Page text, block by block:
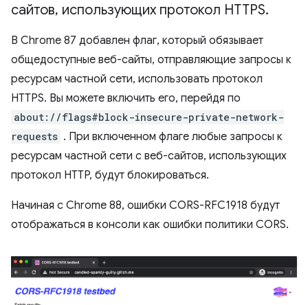
сайтов, использующих протокол HTTPS.
В Chrome 87 добавлен флаг, который обязывает
общедоступные веб-сайты, отправляющие запросы к
ресурсам частной сети, использовать протокол
HTTPS. Вы можете включить его, перейдя по
about://flags#block-insecure-private-network-
requests . При включенном флаге любые запросы к
ресурсам частной сети с веб-сайтов, использующих
протокол HTTP, будут блокироваться.
Начиная с Chrome 88, ошибки CORS-RFC1918 будут
отображаться в консоли как ошибки политики CORS.